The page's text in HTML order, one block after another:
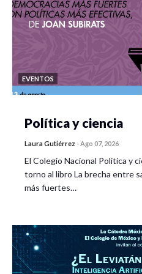
EVENTOS
Política y ciencia
Laura Gutiérrez -Ago 07, 2026
El Colegio Nacional Política y
torno al libro La brecha entre
más fuertes…